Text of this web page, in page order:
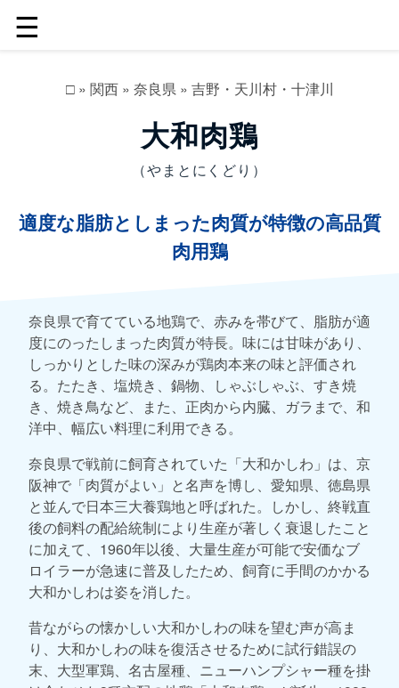
☰
□» 関西» 奈良県» 吉野・天川村・十津川
大和肉鶏
（やまとにくどり）
適度な脂肪としまった肉質が特徴の高品質
肉用鶏
奈良県で育てている地鶏で、赤みを帯びて、脂肪が適
度にのったしまった肉質が特長。味には甘味があり、
しっかりとした味の深みが鶏肉本来の味と評価され
る。たたき、塩焼き、鍋物、しゃぶしゃぶ、すき焼
き、焼き鳥など、また、正肉から内臓、ガラまで、和
洋中、幅広い料理に利用できる。
奈良県で戦前に飼育されていた「大和かしわ」は、京
阪神で「肉質がよい」と名声を博し、愛知県、徳島県
と並んで日本三大養鶏地と呼ばれた。しかし、終戦直
後の飼料の配給統制により生産が著しく衰退したこと
に加えて、1960年以後、大量生産が可能で安価なブ
ロイラーが急速に普及したため、飼育に手間のかかる
大和かしわは姿を消した。
昔ながらの懐かしい大和かしわの味を望む声が高ま
り、大和かしわの味を復活させるために試行錯誤の
末、大型軍鶏、名古屋種、ニューハンプシャー種を掛